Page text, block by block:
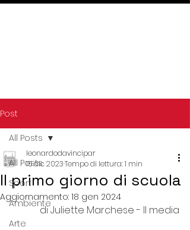
Post
All Posts
Sport
Ambiente
Arte
All Posts
Il primo giorno di scuola
leonardodavincipar
15 dic 2023Tempo di lettura: 1 min
Aggiornamento: 18 gen 2024
di Juliette Marchese - II media